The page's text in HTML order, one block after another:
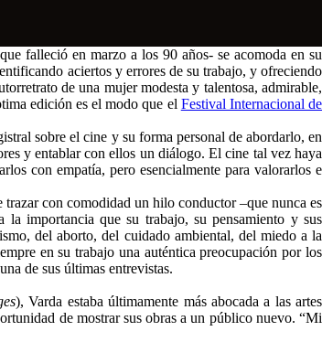
falleció en marzo a los 90 años- se acomoda en su
aciertos y errores de su trabajo, y ofreciendo
de una mujer modesta y talentosa, admirable,
edición es el modo que el Festival Internacional de
sobre el cine y su forma personal de abordarlo, en
y entablar con ellos un diálogo. El cine tal vez haya
con empatía, pero esencialmente para valorarlos e
con comodidad un hilo conductor –que nunca es
importancia que su trabajo, su pensamiento y sus
del aborto, del cuidado ambiental, del miedo a la
en su trabajo una auténtica preocupación por los
de sus últimas entrevistas.
), Varda estaba últimamente más abocada a las artes
de mostrar sus obras a un público nuevo. “Mi